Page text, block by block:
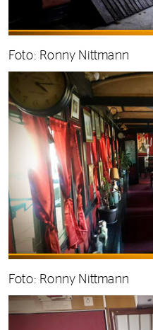
Foto: Ronny Nittmann
Foto: Ronny Nittmann